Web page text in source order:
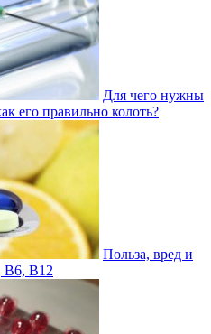
Для чего нужны
его правильно колоть?
Польза, вред и
В6, В12